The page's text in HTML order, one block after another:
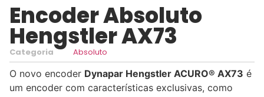
Encoder Absoluto
Hengstler AX73
Categoria Absoluto
O novo encoder Dynapar Hengstler ACURO® AX73 é
um encoder com características exclusivas, como